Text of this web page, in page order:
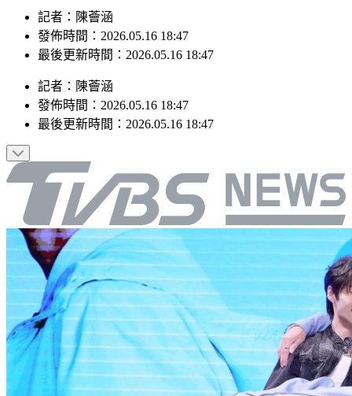
記者：陳薈涵
發佈時間：2026.05.16 18:47
最後更新時間：2026.05.16 18:47
記者 ： 陳薈涵
發佈時間： 2026.05.16 18:47
最後更新時間： 2026.05.16 18:47